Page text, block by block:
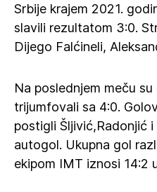
Srbije krajem 2021.
slavili rezultatom 3:0.
Dijego Falćineli,
Na poslednjem meču
trijumfovali sa 4:0.
postigli Šljivić,Radonjić
autogol. Ukupna gol
ekipom IMT iznosi 14:2